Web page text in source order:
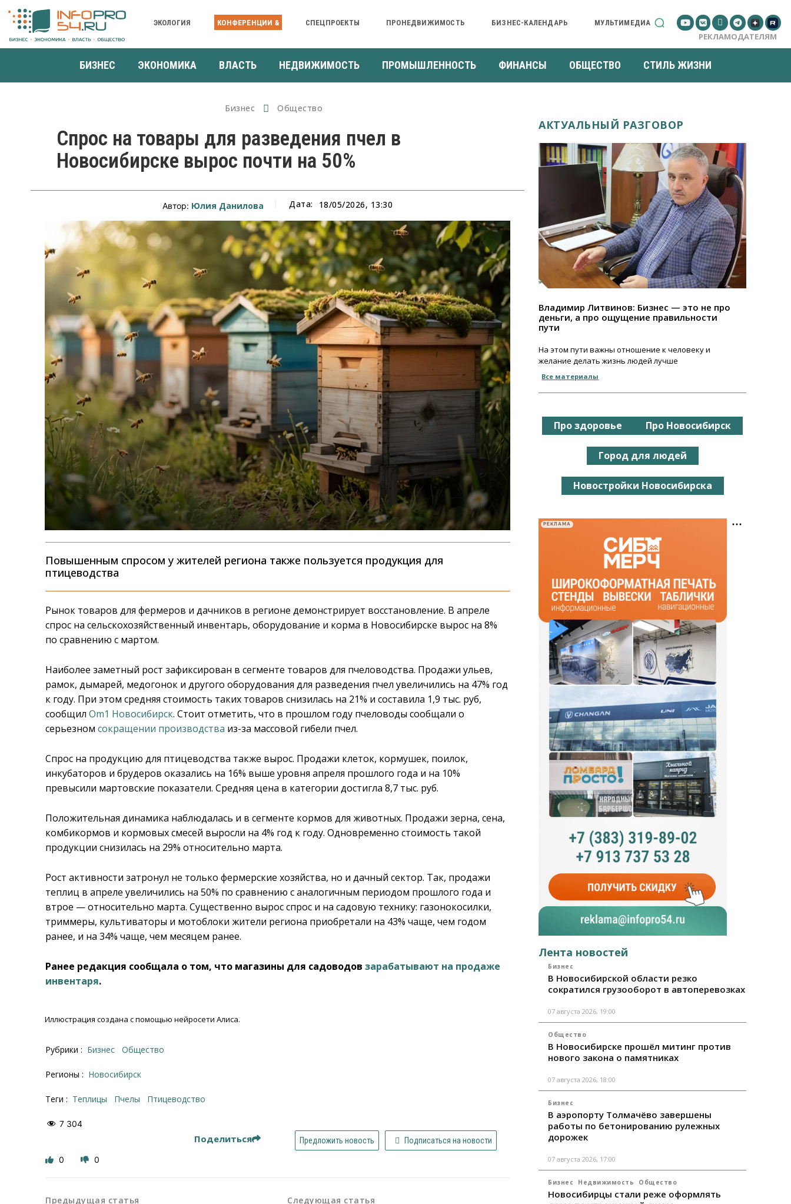
ЭКОЛОГИЯ КОНФЕРЕНЦИИ & СПЕЦПРОЕКТЫ ПРОНЕДВИЖИМОСТЬ БИЗНЕС-КАЛЕНДАРЬ МУЛЬТИМЕДИА
РЕКЛАМОДАТЕЛЯМ
БИЗНЕС ЭКОНОМИКА ВЛАСТЬ НЕДВИЖИМОСТЬ ПРОМЫШЛЕННОСТЬ ФИНАНСЫ ОБЩЕСТВО СТИЛЬ ЖИЗНИ
Бизнес Общество
Спрос на товары для разведения пчел в
Новосибирске вырос почти на 50%
Автор: Юлия Данилова Дата: 18/05/2026, 13:30
Повышенным спросом у жителей региона также пользуется продукция для
птицеводства
Рынок товаров для фермеров и дачников в регионе демонстрирует восстановление. В апреле
спрос на сельскохозяйственный инвентарь, оборудование и корма в Новосибирске вырос на 8%
по сравнению с мартом.
Наиболее заметный рост зафиксирован в сегменте товаров для пчеловодства. Продажи ульев,
рамок, дымарей, медогонок и другого оборудования для разведения пчел увеличились на 47% год
к году. При этом средняя стоимость таких товаров снизилась на 21% и составила 1,9 тыс. руб,
сообщилOm1 Новосибирск. Стоит отметить, что в прошлом году пчеловоды сообщали о
серьезномсокращении производства из-за массовой гибели пчел.
Спрос на продукцию для птицеводства также вырос. Продажи клеток, кормушек, поилок,
инкубаторов и брудеров оказались на 16% выше уровня апреля прошлого года и на 10%
превысили мартовские показатели. Средняя цена в категории достигла 8,7 тыс. руб.
Положительная динамика наблюдалась и в сегменте кормов для животных. Продажи зерна, сена,
комбикормов и кормовых смесей выросли на 4% год к году. Одновременно стоимость такой
продукции снизилась на 29% относительно марта.
Рост активности затронул не только фермерские хозяйства, но и дачный сектор. Так, продажи
теплиц в апреле увеличились на 50% по сравнению с аналогичным периодом прошлого года и
втрое — относительно марта. Существенно вырос спрос и на садовую технику: газонокосилки,
триммеры, культиваторы и мотоблоки жители региона приобретали на 43% чаще, чем годом
ранее, и на 34% чаще, чем месяцем ранее.
Ранее редакция сообщала о том, что магазины для садоводовзарабатывают на продаже
инвентаря.
Иллюстрация создана с помощью нейросети Алиса.
Рубрики : Бизнес Общество
Регионы : Новосибирск
Теги : теплицы Пчелы птицеводство
7 304
Поделиться Предложить новость Подписаться на новости
0 0
Предыдущая статья Следующая статья
АКТУАЛЬНЫЙ РАЗГОВОР
Владимир Литвинов: Бизнес — это не про
деньги, а про ощущение правильности
пути
На этом пути важны отношение к человеку и
желание делать жизнь людей лучше
Все материалы
Про здоровье Про Новосибирск
Город для людей
Новостройки Новосибирска
РЕКЛАМА
Лента новостей
Бизнес
В Новосибирской области резко
сократился грузооборот в автоперевозках
07 августа 2026, 19:00
Общество
В Новосибирске прошёл митинг против
нового закона о памятниках
07 августа 2026, 18:00
Бизнес
В аэропорту Толмачёво завершены
работы по бетонированию рулежных
дорожек
07 августа 2026, 17:00
Бизнес Недвижимость Общество
Новосибирцы стали реже оформлять